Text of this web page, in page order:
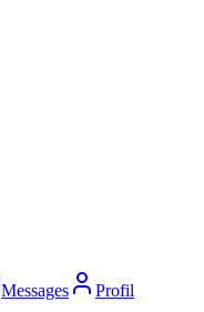
Messages Profil